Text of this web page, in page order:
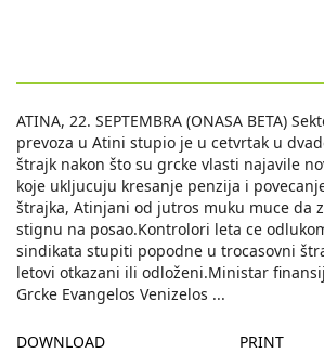
ATINA, 22. SEPTEMBRA (ONASA BETA)
prevoza u Atini stupio je u cetvrtak u
štrajk nakon što su grcke vlasti najavile
koje ukljucuju kresanje penzija i
štrajka, Atinjani od jutros muku muce da
stignu na posao.Kontrolori leta ce
sindikata stupiti popodne u trocasovni
letovi otkazani ili odloženi.Ministar
Grcke Evangelos Venizelos ...
DOWNLOAD PRINT